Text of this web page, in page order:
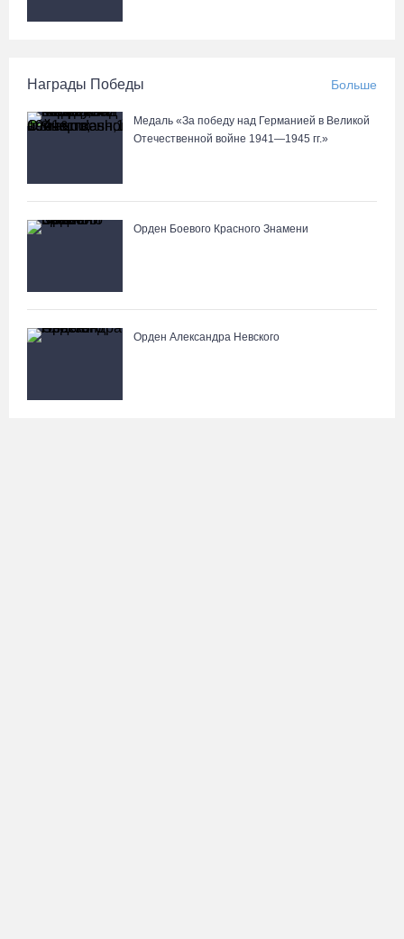
Награды Победы Больше
Медаль «За победу над Германией в Великой
Отечественной войне 1941—1945 гг.»
Орден Боевого Красного Знамени
Орден Александра Невского